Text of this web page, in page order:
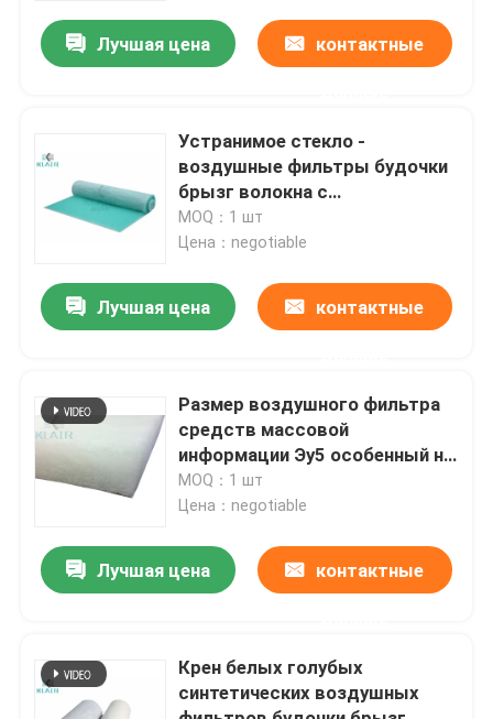
Продукты
О нас
Путешествие фабрики
Свяжитесь мы
Спросите цитату
воздушные фильтры мешка
воздушный фильтр hepa
Лучшая цена контактные
Устранимое стекло -
воздушные фильтры будочки
брызг волокна с
прогрессивной плотностью
MOQ：1 шт
Цена：negotiable
Лучшая цена контактные
Размер воздушного фильтра
средств массовой
информации Эу5 особенный на
будочка 2м кс 21м брызг/
картины
MOQ：1 шт
Цена：negotiable
Лучшая цена контактные
Крен белых голубых
синтетических воздушных